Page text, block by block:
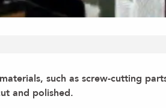
such as screw-cutting
and polished.